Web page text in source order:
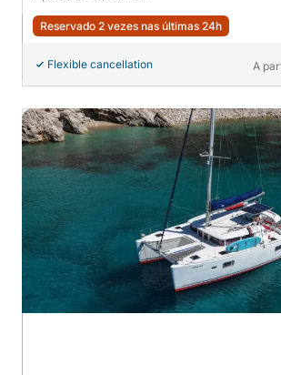
Reservado 2 vezes nas últimas 24h
Flexible cancellation A